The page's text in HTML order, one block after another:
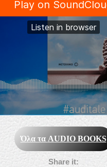
Όλα τα AUDIO BOOKS
Share it: